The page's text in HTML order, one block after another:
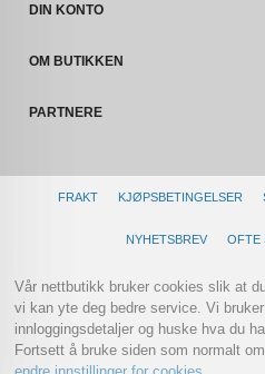
DIN KONTO
OM BUTIKKEN
PARTNERE
FRAKT KJØPSBETINGELSER
NYHETSBREV OFTE
Vår nettbutikk bruker cookies slik at
vi kan yte deg bedre service. Vi
innloggingsdetaljer og huske hva du
Fortsett å bruke siden som normalt